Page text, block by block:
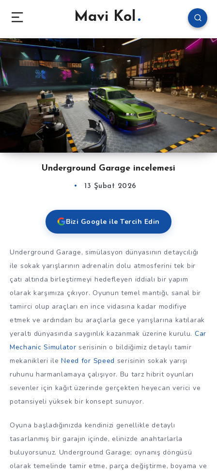
Mavi Kol
Underground Garage incelemesi
13 Şubat 2026
Bizi Google ile Tercih Edin
Underground Garage, simülasyon dünyasının detaycılığı
ile sokak yarışlarının adrenalin dolu atmosferini tek bir
çatı altında birleştirmeyi hedefleyen iddialı bir yapım
olarak karşımıza çıkıyor. Oyunun temel mantığı, sanal bir
tamirci olup araçları en ince vidasına kadar modifiye
etmek ve ardından bu araçlarla gece yarışlarına katılarak
yeraltı dünyasında saygınlık kazanmak üzerine kurulu. Car
Mechanic Simulator serisinin o bildiğimiz detaylı tamir
mekanikleri ileNeed for Speed serisinin sokak yarışı
ruhunu harmanlamaya çalışıyor. Bu tarz hibrit oyunları
sevenler için kağıt üzerinde gerçekten heyecan verici ve
potansiyeli yüksek bir konsept sunuyor.
Oyuna başladığınızda kendinizi genellikle detaylı
tasarlanmış bir garajın içinde, elinizde anahtarlarla
buluyorsunuz. Underground Garage; oynanış döngüsü
olarak temelinde tamir etme, parça değiştirme, boyama ve